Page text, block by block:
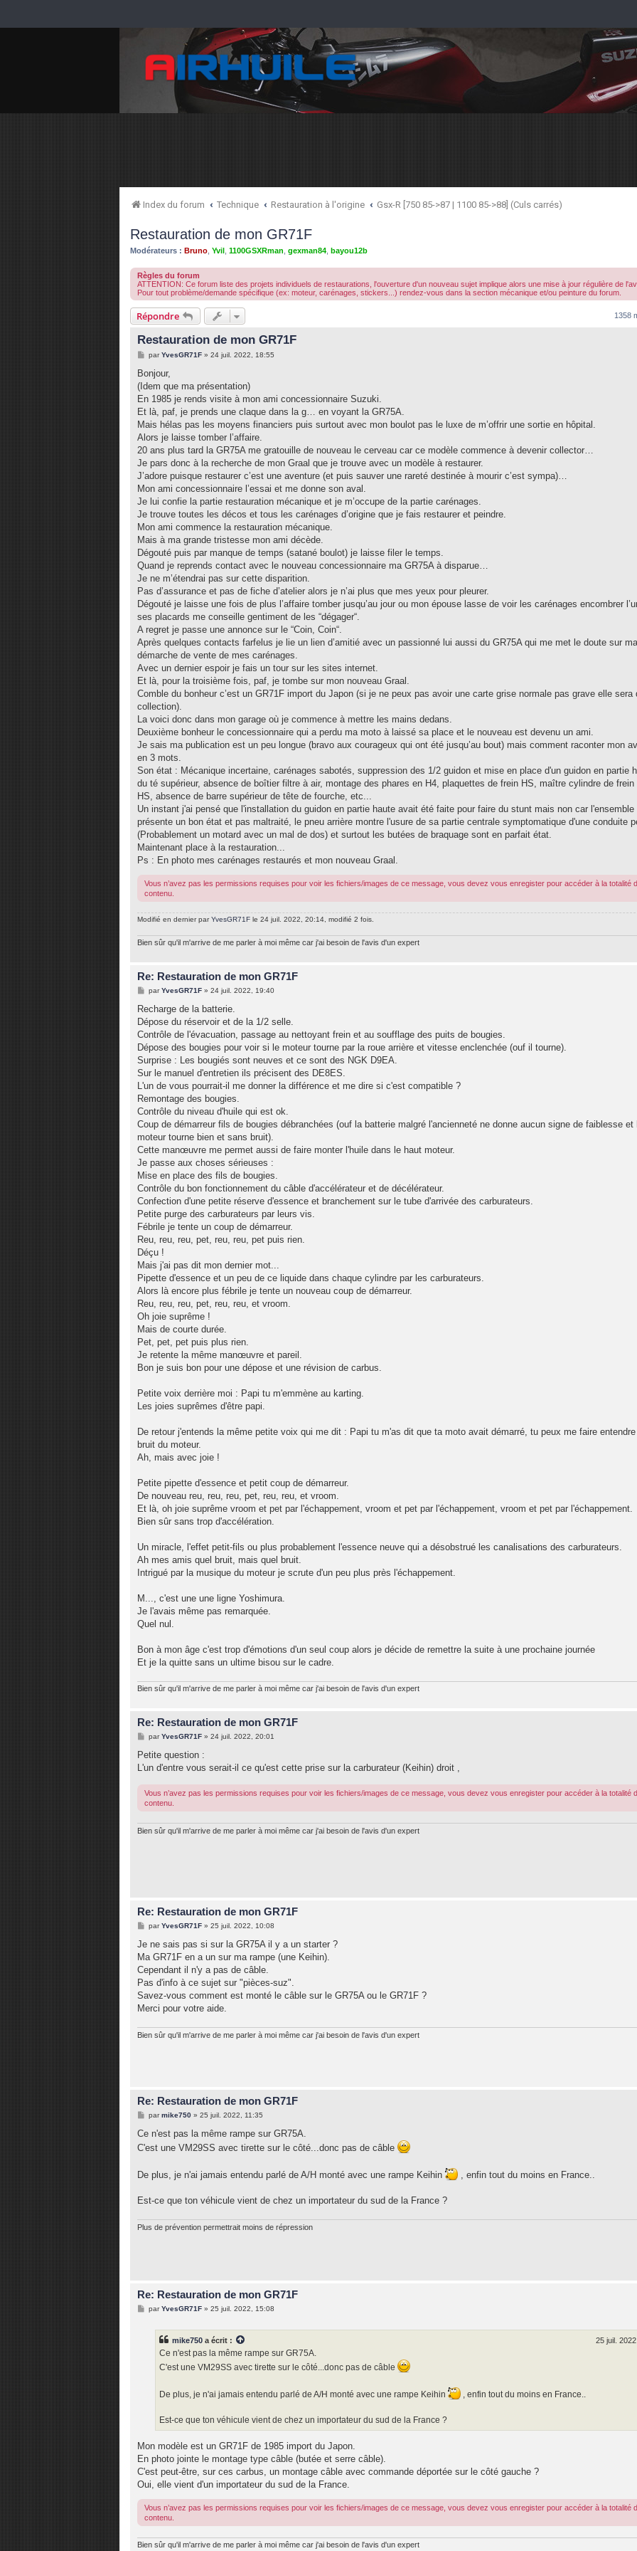
Index du forum Technique Restauration à l'origine Gsx-R [750 85->87 | 1100 85->88] (Culs carrés)
Restauration de mon GR71F
Modérateurs : Bruno Yvil 1100GSXRman gexman84 bayou12b
Règles du forum
ATTENTION: Ce forum liste des projets individuels de restaurations, l'ouverture d'un nouveau sujet implique alors une mise à jour régulière de
Pour tout problème/demande spécifique (ex: moteur, carénages, stickers...) rendez-vous dans la section mécanique et/ou peinture du forum.
Répondre 1358
Restauration de mon GR71F
M
s
a
g
parYvesGR71F» 24 juil. 2022, 18:55
Bonjour,
(Idem que ma présentation)
En 1985 je rends visite à mon ami concessionnaire Suzuki.
Et là, paf, je prends une claque dans la g… en voyant la GR75A.
Mais hélas pas les moyens financiers puis surtout avec mon boulot pas le luxe de m’offrir une sortie en hôpital.
Alors je laisse tomber l’affaire.
20 ans plus tard la GR75A me gratouille de nouveau le cerveau car ce modèle commence à devenir collector…
Je pars donc à la recherche de mon Graal que je trouve avec un modèle à restaurer.
J’adore puisque restaurer c’est une aventure (et puis sauver une rareté destinée à mourir c’est sympa)…
Mon ami concessionnaire l’essai et me donne son aval.
Je lui confie la partie restauration mécanique et je m’occupe de la partie carénages.
Je trouve toutes les décos et tous les carénages d’origine que je fais restaurer et peindre.
Mon ami commence la restauration mécanique.
Mais à ma grande tristesse mon ami décède.
Dégouté puis par manque de temps (satané boulot) je laisse filer le temps.
Quand je reprends contact avec le nouveau concessionnaire ma GR75A à disparue…
Je ne m’étendrai pas sur cette disparition.
Pas d’assurance et pas de fiche d’atelier alors je n’ai plus que mes yeux pour pleurer.
Dégouté je laisse une fois de plus l’affaire tomber jusqu’au jour ou mon épouse lasse de voir les carénages encombrer
ses placards me conseille gentiment de les “dégager“.
A regret je passe une annonce sur le “Coin, Coin“.
Après quelques contacts farfelus je lie un lien d’amitié avec un passionné lui aussi du GR75A qui me met le doute sur ma
démarche de vente de mes carénages.
Avec un dernier espoir je fais un tour sur les sites internet.
Et là, pour la troisième fois, paf, je tombe sur mon nouveau Graal.
Comble du bonheur c’est un GR71F import du Japon (si je ne peux pas avoir une carte grise normale pas grave elle sera
collection).
La voici donc dans mon garage où je commence à mettre les mains dedans.
Deuxième bonheur le concessionnaire qui a perdu ma moto à laissé sa place et le nouveau est devenu un ami.
Je sais ma publication est un peu longue (bravo aux courageux qui ont été jusqu’au bout) mais comment raconter mon
en 3 mots.
Son état : Mécanique incertaine, carénages sabotés, suppression des 1/2 guidon et mise en place d'un guidon en partie
du té supérieur, absence de boîtier filtre à air, montage des phares en H4, plaquettes de frein HS, maître cylindre de frein
HS, absence de barre supérieur de tête de fourche, etc...
Un instant j'ai pensé que l'installation du guidon en partie haute avait été faite pour faire du stunt mais non car l'ensemble
présente un bon état et pas maltraité, le pneu arrière montre l'usure de sa partie centrale symptomatique d'une conduite
(Probablement un motard avec un mal de dos) et surtout les butées de braquage sont en parfait état.
Maintenant place à la restauration...
Ps : En photo mes carénages restaurés et mon nouveau Graal.
Vous n’avez pas les permissions requises pour voir les fichiers/images de ce message, vous devez vous enregister pour accéder à la totalité
contenu.
Modifié en dernier parYvesGR71F le 24 juil. 2022, 20:14, modifié 2 fois.
Bien sûr qu'il m'arrive de me parler à moi même car j'ai besoin de l'avis d'un expert
Re: Restauration de mon GR71F
M
s
a
g
parYvesGR71F» 24 juil. 2022, 19:40
Recharge de la batterie.
Dépose du réservoir et de la 1/2 selle.
Contrôle de l'évacuation, passage au nettoyant frein et au soufflage des puits de bougies.
Dépose des bougies pour voir si le moteur tourne par la roue arrière et vitesse enclenchée (ouf il tourne).
Surprise : Les bougiés sont neuves et ce sont des NGK D9EA.
Sur le manuel d'entretien ils précisent des DE8ES.
L'un de vous pourrait-il me donner la différence et me dire si c'est compatible ?
Remontage des bougies.
Contrôle du niveau d'huile qui est ok.
Coup de démarreur fils de bougies débranchées (ouf la batterie malgré l'ancienneté ne donne aucun signe de faiblesse et
moteur tourne bien et sans bruit).
Cette manœuvre me permet aussi de faire monter l'huile dans le haut moteur.
Je passe aux choses sérieuses :
Mise en place des fils de bougies.
Contrôle du bon fonctionnement du câble d'accélérateur et de décélérateur.
Confection d'une petite réserve d'essence et branchement sur le tube d'arrivée des carburateurs.
Petite purge des carburateurs par leurs vis.
Fébrile je tente un coup de démarreur.
Reu, reu, reu, pet, reu, reu, pet puis rien.
Déçu !
Mais j'ai pas dit mon dernier mot...
Pipette d'essence et un peu de ce liquide dans chaque cylindre par les carburateurs.
Alors là encore plus fébrile je tente un nouveau coup de démarreur.
Reu, reu, reu, pet, reu, reu, et vroom.
Oh joie suprême !
Mais de courte durée.
Pet, pet, pet puis plus rien.
Je retente la même manœuvre et pareil.
Bon je suis bon pour une dépose et une révision de carbus.
Petite voix derrière moi : Papi tu m'emmène au karting.
Les joies suprêmes d'être papi.
De retour j'entends la même petite voix qui me dit : Papi tu m'as dit que ta moto avait démarré, tu peux me faire
bruit du moteur.
Ah, mais avec joie !
Petite pipette d'essence et petit coup de démarreur.
De nouveau reu, reu, reu, pet, reu, reu, et vroom.
Et là, oh joie suprême vroom et pet par l'échappement, vroom et pet par l'échappement, vroom et pet par l'échappement.
Bien sûr sans trop d'accélération.
Un miracle, l'effet petit-fils ou plus probablement l'essence neuve qui a désobstrué les canalisations des carburateurs.
Ah mes amis quel bruit, mais quel bruit.
Intrigué par la musique du moteur je scrute d'un peu plus près l'échappement.
M..., c'est une une ligne Yoshimura.
Je l'avais même pas remarquée.
Quel nul.
Bon à mon âge c'est trop d'émotions d'un seul coup alors je décide de remettre la suite à une prochaine journée
Et je la quitte sans un ultime bisou sur le cadre.
Bien sûr qu'il m'arrive de me parler à moi même car j'ai besoin de l'avis d'un expert
Re: Restauration de mon GR71F
M
s
a
parYvesGR71F» 24 juil. 2022, 20:01
Petite question :
L'un d'entre vous serait-il ce qu'est cette prise sur la carburateur (Keihin) droit ,
Vous n’avez pas les permissions requises pour voir les fichiers/images de ce message, vous devez vous enregister pour accéder à la totalité
contenu.
Bien sûr qu'il m'arrive de me parler à moi même car j'ai besoin de l'avis d'un expert
Re: Restauration de mon GR71F
M
s
a
g
e
parYvesGR71F» 25 juil. 2022, 10:08
Je ne sais pas si sur la GR75A il y a un starter ?
Ma GR71F en a un sur ma rampe (une Keihin).
Cependant il n'y a pas de câble.
Pas d'info à ce sujet sur "pièces-suz".
Savez-vous comment est monté le câble sur le GR75A ou le GR71F ?
Merci pour votre aide.
Bien sûr qu'il m'arrive de me parler à moi même car j'ai besoin de l'avis d'un expert
Re: Restauration de mon GR71F
M
s
a
parmike750» 25 juil. 2022, 11:35
Ce n'est pas la même rampe sur GR75A.
C'est une VM29SS avec tirette sur le côté...donc pas de câble
De plus, je n'ai jamais entendu parlé de A/H monté avec une rampe Keihin , enfin tout du moins en France..
Est-ce que ton véhicule vient de chez un importateur du sud de la France ?
Plus de prévention permettrait moins de répression
Re: Restauration de mon GR71F
MparYvesGR71F» 25 juil. 2022, 15:08
mike750 a écrit : 25 juil.
Ce n'est pas la même rampe sur GR75A.
C'est une VM29SS avec tirette sur le côté...donc pas de câble
De plus, je n'ai jamais entendu parlé de A/H monté avec une rampe Keihin , enfin tout du moins en France..
Est-ce que ton véhicule vient de chez un importateur du sud de la France ?
Mon modèle est un GR71F de 1985 import du Japon.
En photo jointe le montage type câble (butée et serre câble).
C'est peut-être, sur ces carbus, un montage câble avec commande déportée sur le côté gauche ?
Oui, elle vient d'un importateur du sud de la France.
Vous n’avez pas les permissions requises pour voir les fichiers/images de ce message, vous devez vous enregister pour accéder à la totalité
contenu.
Bien sûr qu'il m'arrive de me parler à moi même car j'ai besoin de l'avis d'un expert